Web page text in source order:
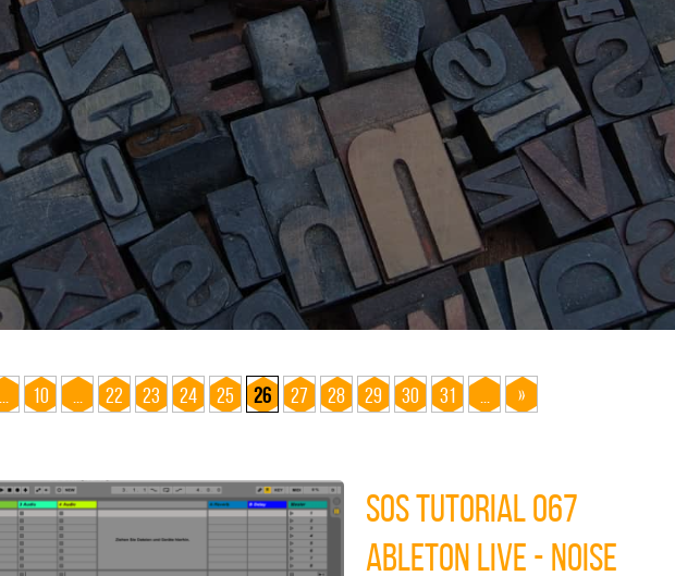
10 22 23 24 25 26 27 28 29 30 31 »
SOS Tutorial 067
Ableton Live - Noise